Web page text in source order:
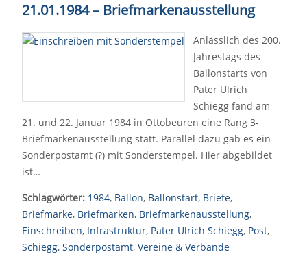
21.01.1984– Briefmarkenausstellung
Anlässlich des 200.
Jahrestags des
Ballonstarts von
Pater Ulrich
Schiegg fand am
21. und 22. Januar 1984 in Ottobeuren eine Rang 3-
Briefmarkenausstellung statt. Parallel dazu gab es ein
Sonderpostamt (?) mit Sonderstempel. Hier abgebildet
ist…
Schlagwörter: 1984, Ballon, Ballonstart, Briefe,
Briefmarke, Briefmarken, Briefmarkenausstellung,
Einschreiben, Infrastruktur, Pater Ulrich Schiegg, Post,
Schiegg, Sonderpostamt, Vereine & Verbände